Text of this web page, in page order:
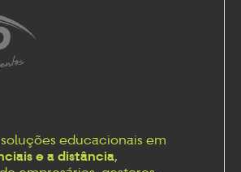
educacionais em
e a distância,